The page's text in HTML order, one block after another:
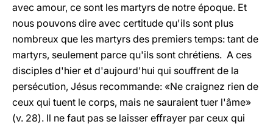
avec amour, ce sont les martyrs de notre époque. Et
nous pouvons dire avec certitude qu'ils sont plus
nombreux que les martyrs des premiers temps: tant de
martyrs, seulement parce qu'ils sont chrétiens. A ces
disciples d'hier et d'aujourd'hui qui souffrent de la
persécution, Jésus recommande: «Ne craignez rien de
ceux qui tuent le corps, mais ne sauraient tuer l'âme»
(v. 28). Il ne faut pas se laisser effrayer par ceux qui